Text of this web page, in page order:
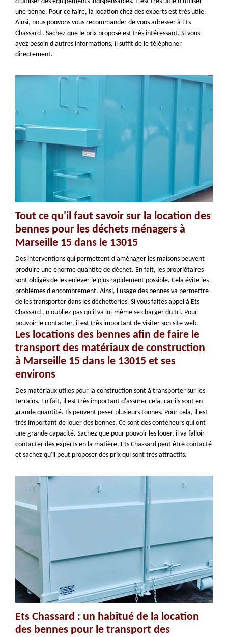
une benne. Pour ce faire, la location chez des experts est très utile.
Ainsi, nous pouvons vous recommander de vous adresser à Ets
Chassard . Sachez que le prix proposé est très intéressant. Si vous
avez besoin d'autres informations, il suffit de le téléphoner
directement.
Tout ce qu'il faut savoir sur la location des
bennes pour les déchets ménagers à
Marseille 15 dans le 13015
Des interventions qui permettent d'aménager les maisons peuvent
produire une énorme quantité de déchet. En fait, les propriétaires
sont obligés de les enlever le plus rapidement possible. Cela évite les
problèmes d'encombrement. Ainsi, l'usage des bennes va permettre
de les transporter dans les déchetteries. Si vous faites appel à Ets
Chassard , n'oubliez pas qu'il va lui-même se charger du tri. Pour
pouvoir le contacter, il est très important de visiter son site web.
Les locations des bennes afin de faire le
transport des matériaux de construction
à Marseille 15 dans le 13015 et ses
environs
Des matériaux utiles pour la construction sont à transporter sur les
terrains. En fait, il est très important d'assurer cela, car ils sont en
grande quantité. Ils peuvent peser plusieurs tonnes. Pour cela, il est
très important de louer des bennes. Ce sont des conteneurs qui ont
une grande capacité. Sachez que pour pouvoir les louer, il va falloir
contacter des experts en la matière. Ets Chassard peut être contacté
et sachez qu'il peut proposer des prix qui sont très attractifs.
Ets Chassard : un habitué de la location
des bennes pour le transport des